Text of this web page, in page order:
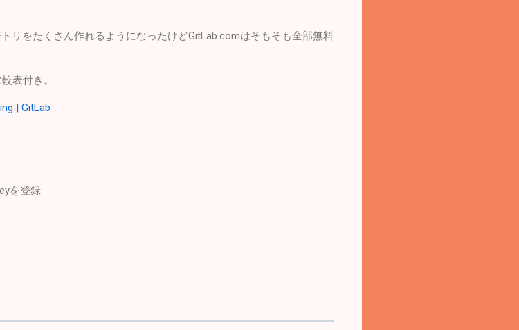
リをたくさん作れるようになったけどGitLab.comはそもそも全部無料
表付き。
| GitLab
を登録